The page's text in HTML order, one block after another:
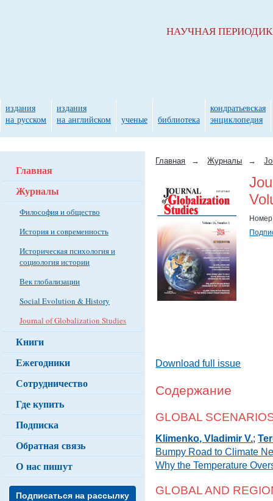
Главная → Журналы →
Download full issue
Содержание
GLOBAL
Klimenko, Vladimir V.;
Bumpy Road to Climate
Why the Temperature
GLOBAL AND
Главная
Журналы
Философия и общество
История и современность
Историческая психология и
социология истории
Век глобализации
Social Evolution & History
Journal of Globalization Studies
Книги
Ежегодники
Сотрудничество
Где купить
Подписка
Обратная связь
О нас пишут
Подписаться на рассылку
НАУЧНАЯ
издания
на русском
издания
на английском
ученые библиотека
кондратьевская
энциклопедия